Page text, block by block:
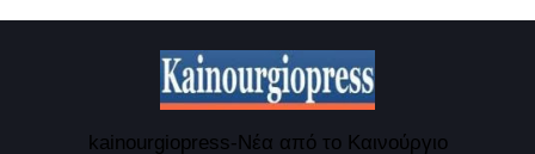
kainourgiopress-Νέα από το Καινούργιο